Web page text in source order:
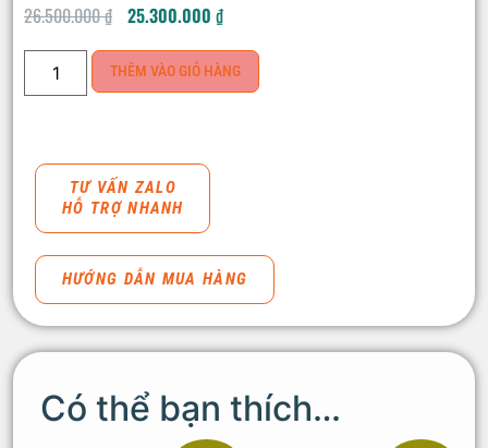
26.500.000₫ 25.300.000 ₫
THÊM VÀO GIỎ HÀNG
TƯ VẤN ZALO
HỖ TRỢ NHANH
HƯỚNG DẪN MUA HÀNG
Có thể bạn thích…